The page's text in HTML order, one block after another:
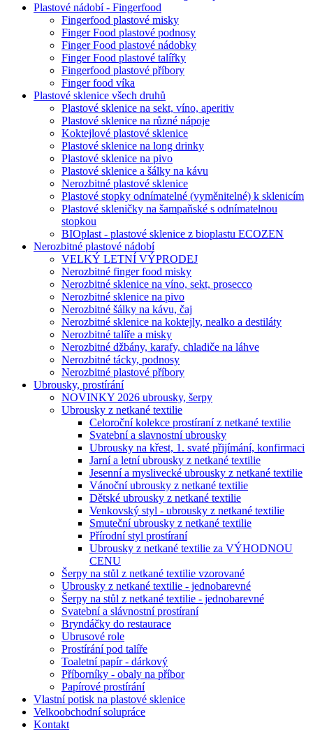
Plastové nádobí - Fingerfood
Fingerfood plastové misky
Finger Food plastové podnosy
Finger Food plastové nádobky
Finger Food plastové talířky
Fingerfood plastové příbory
Finger food víka
Plastové sklenice všech druhů
Plastové sklenice na sekt, víno, aperitiv
Plastové sklenice na různé nápoje
Koktejlové plastové sklenice
Plastové sklenice na long drinky
Plastové sklenice na pivo
Plastové sklenice a šálky na kávu
Nerozbitné plastové sklenice
Plastové stopky odnímatelné (vyměnitelné) k sklenicím
Plastové skleničky na šampaňské s odnímatelnou
stopkou
BIOplast - plastové sklenice z bioplastu ECOZEN
Nerozbitné plastové nádobí
VELKÝ LETNÍ VÝPRODEJ
Nerozbitné finger food misky
Nerozbitné sklenice na víno, sekt, prosecco
Nerozbitné sklenice na pivo
Nerozbitné šálky na kávu, čaj
Nerozbitné sklenice na koktejly, nealko a destiláty
Nerozbitné talíře a misky
Nerozbitné džbány, karafy, chladiče na láhve
Nerozbitné tácky, podnosy
Nerozbitné plastové příbory
Ubrousky, prostírání
NOVINKY 2026 ubrousky, šerpy
Ubrousky z netkané textilie
Celoroční kolekce prostíraní z netkané textilie
Svatební a slavnostní ubrousky
Ubrousky na křest, 1. svaté přijímání, konfirmaci
Jarní a letní ubrousky z netkané textilie
Jesenní a myslivecké ubrousky z netkané textilie
Vánoční ubrousky z netkané textilie
Dětské ubrousky z netkané textilie
Venkovský styl - ubrousky z netkané textilie
Smuteční ubrousky z netkané textilie
Přírodní styl prostíraní
Ubrousky z netkané textilie za VÝHODNOU
CENU
Šerpy na stůl z netkané textilie vzorované
Ubrousky z netkané textilie - jednobarevné
Šerpy na stůl z netkané textilie - jednobarevné
Svatební a slávnostní prostíraní
Bryndáčky do restaurace
Ubrusové role
Prostírání pod talíře
Toaletní papír - dárkový
Příborníky - obaly na příbor
Papírové prostírání
Vlastní potisk na plastové sklenice
Velkoobchodní solupráce
Kontakt